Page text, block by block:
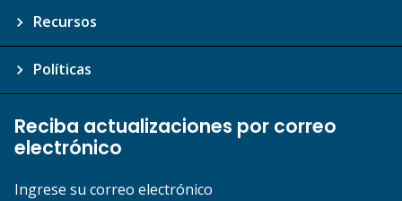
Recursos
Políticas
Reciba actualizaciones por correo
electrónico
Ingrese su correo electrónico